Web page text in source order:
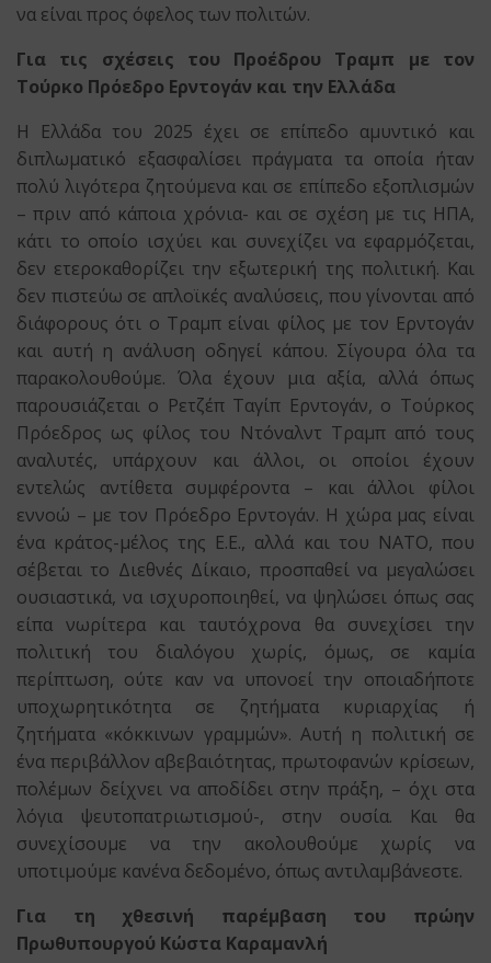
να είναι προς όφελος των πολιτών.
Για τις σχέσεις του Προέδρου Τραμπ με τον
Τούρκο Πρόεδρο Ερντογάν και την Ελλάδα
Η Ελλάδα του 2025 έχει σε επίπεδο αμυντικό και
διπλωματικό εξασφαλίσει πράγματα τα οποία ήταν
πολύ λιγότερα ζητούμενα και σε επίπεδο εξοπλισμών
– πριν από κάποια χρόνια- και σε σχέση με τις ΗΠΑ,
κάτι το οποίο ισχύει και συνεχίζει να εφαρμόζεται,
δεν ετεροκαθορίζει την εξωτερική της πολιτική. Και
δεν πιστεύω σε απλοϊκές αναλύσεις, που γίνονται από
διάφορους ότι ο Τραμπ είναι φίλος με τον Ερντογάν
και αυτή η ανάλυση οδηγεί κάπου. Σίγουρα όλα τα
παρακολουθούμε. Όλα έχουν μια αξία, αλλά όπως
παρουσιάζεται ο Ρετζέπ Ταγίπ Ερντογάν, ο Τούρκος
Πρόεδρος ως φίλος του Ντόναλντ Τραμπ από τους
αναλυτές, υπάρχουν και άλλοι, οι οποίοι έχουν
εντελώς αντίθετα συμφέροντα – και άλλοι φίλοι
εννοώ – με τον Πρόεδρο Ερντογάν. Η χώρα μας είναι
ένα κράτος-μέλος της Ε.Ε., αλλά και του ΝΑΤΟ, που
σέβεται το Διεθνές Δίκαιο, προσπαθεί να μεγαλώσει
ουσιαστικά, να ισχυροποιηθεί, να ψηλώσει όπως σας
είπα νωρίτερα και ταυτόχρονα θα συνεχίσει την
πολιτική του διαλόγου χωρίς, όμως, σε καμία
περίπτωση, ούτε καν να υπονοεί την οποιαδήποτε
υποχωρητικότητα σε ζητήματα κυριαρχίας ή
ζητήματα «κόκκινων γραμμών». Αυτή η πολιτική σε
ένα περιβάλλον αβεβαιότητας, πρωτοφανών κρίσεων,
πολέμων δείχνει να αποδίδει στην πράξη, – όχι στα
λόγια ψευτοπατριωτισμού-, στην ουσία. Και θα
συνεχίσουμε να την ακολουθούμε χωρίς να
υποτιμούμε κανένα δεδομένο, όπως αντιλαμβάνεστε.
Για τη χθεσινή παρέμβαση του πρώην
Πρωθυπουργού Κώστα Καραμανλή